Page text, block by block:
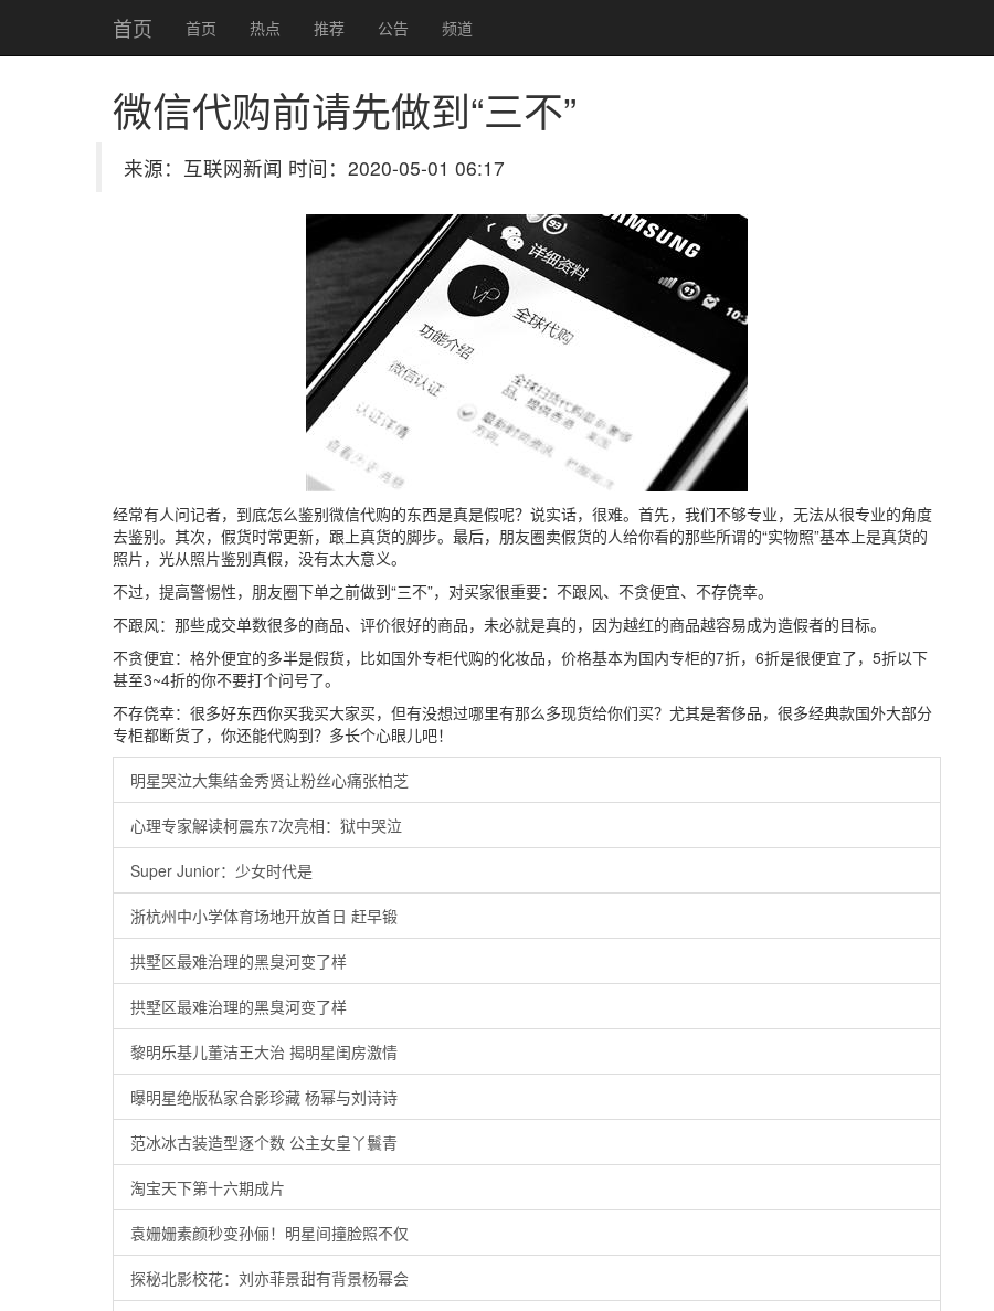
首页 首页 热点 推荐 公告 频道
微信代购前请先做到“三不”
来源：互联网新闻 时间：2020-05-01 06:17
经常有人问记者，到底怎么鉴别微信代购的东西是真是假呢？说实话，很难。首先，我们不够专业，无法从很专业的角度
去鉴别。其次，假货时常更新，跟上真货的脚步。最后，朋友圈卖假货的人给你看的那些所谓的“实物照”基本上是真货的
照片，光从照片鉴别真假，没有太大意义。
不过，提高警惕性，朋友圈下单之前做到“三不”，对买家很重要：不跟风、不贪便宜、不存侥幸。
不跟风：那些成交单数很多的商品、评价很好的商品，未必就是真的，因为越红的商品越容易成为造假者的目标。
不贪便宜：格外便宜的多半是假货，比如国外专柜代购的化妆品，价格基本为国内专柜的7折，6折是很便宜了，5折以下
甚至3~4折的你不要打个问号了。
不存侥幸：很多好东西你买我买大家买，但有没想过哪里有那么多现货给你们买？尤其是奢侈品，很多经典款国外大部分
专柜都断货了，你还能代购到？多长个心眼儿吧！
明星哭泣大集结金秀贤让粉丝心痛张柏芝
心理专家解读柯震东7次亮相：狱中哭泣
Super Junior：少女时代是
浙杭州中小学体育场地开放首日 赶早锻
拱墅区最难治理的黑臭河变了样
拱墅区最难治理的黑臭河变了样
黎明乐基儿董洁王大治 揭明星闺房激情
曝明星绝版私家合影珍藏 杨幂与刘诗诗
范冰冰古装造型逐个数 公主女皇丫鬟青
淘宝天下第十六期成片
袁姗姗素颜秒变孙俪！明星间撞脸照不仅
探秘北影校花：刘亦菲景甜有背景杨幂会